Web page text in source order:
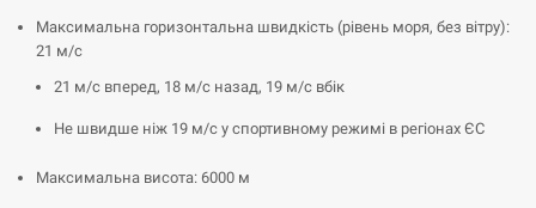
Максимальна горизонтальна швидкість (рівень моря, без вітру):
21 м/с
21 м/с вперед, 18 м/с назад, 19 м/с вбік
Не швидше ніж 19 м/с у спортивному режимі в регіонах ЄС
Максимальна висота: 6000 м